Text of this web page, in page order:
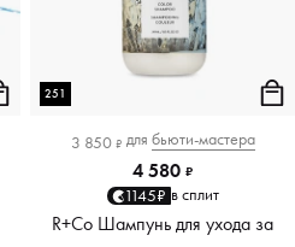
251
3 850 ₽ для бьюти-мастера
4 580 ₽
1145₽ в сплит
R+Co Шампунь для ухода за